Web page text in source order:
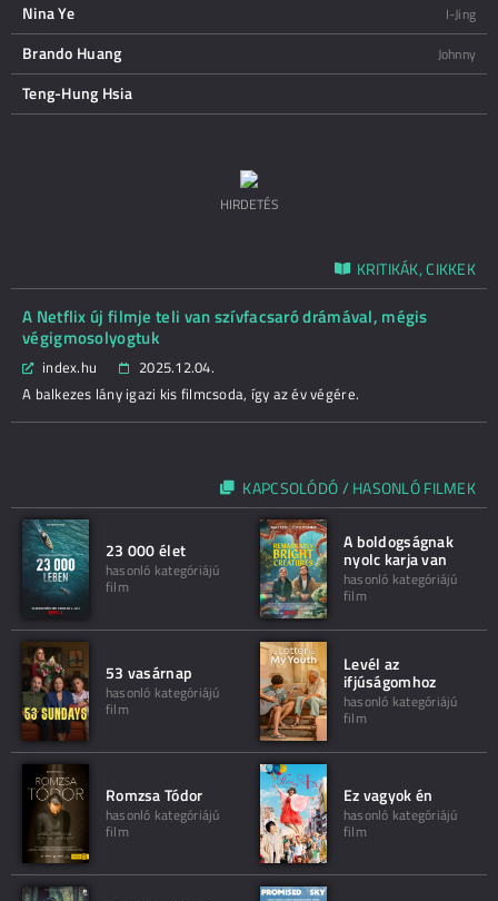
Nina Ye I-Jing
Brando Huang Johnny
Teng-Hung Hsia
HIRDETÉS
KRITIKÁK, CIKKEK
A Netflix új filmje teli van szívfacsaró drámával, mégis
végigmosolyogtuk
index.hu
2025.12.04.
A balkezes lány igazi kis filmcsoda, így az év végére.
KAPCSOLÓDÓ / HASONLÓ FILMEK
23 000 élet
hasonló kategóriájú
film
A boldogságnak
nyolc karja van
hasonló kategóriájú
film
53 vasárnap
hasonló kategóriájú
film
Levél az
ifjúságomhoz
hasonló kategóriájú
film
Romzsa Tódor
hasonló kategóriájú
film
Ez vagyok én
hasonló kategóriájú
film